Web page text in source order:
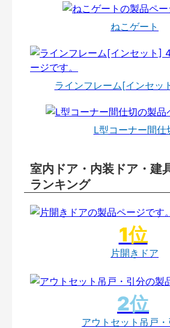
ねこゲート
ラインフレーム[インセッ
L型コーナー間仕
室内ドア・内装ドア・建
ランキング
片開きドア
アウトセット吊戸